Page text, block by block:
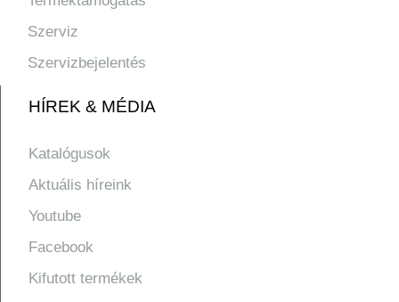
Szerviz
Szervizbejelentés
HÍREK & MÉDIA
Katalógusok
Aktuális híreink
Youtube
Facebook
Kifutott termékek